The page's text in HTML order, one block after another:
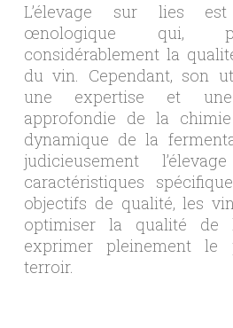
L’élevage sur lies
œnologique qui,
considérablement la
du vin. Cependant, son
une expertise et une
approfondie de la
dynamique de la
judicieusement
caractéristiques
objectifs de qualité, les
optimiser la qualité de
exprimer pleinement le
terroir.